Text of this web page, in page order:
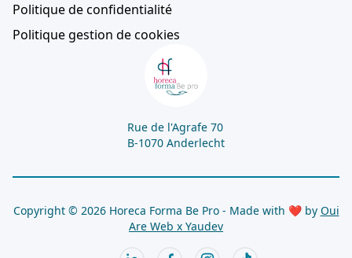
Politique de confidentialité
Politique gestion de cookies
Rue de l'Agrafe 70
B-1070 Anderlecht
Copyright © 2026 Horeca Forma Be Pro - Made with ❤ by Oui
Are Web x Yaudev